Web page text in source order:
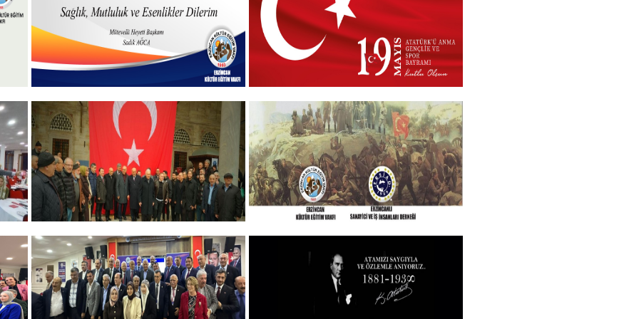
Hayırlı Bayramlar
+
19 MAYIS 2026
+
GELENEKSEL ŞEHİTLERİMİZİ
ANMA PROGRAMI
DÜZENLEDİK
ERZINCAN VE TÜM SEHITLERI
ANMA PROGRAMI
+